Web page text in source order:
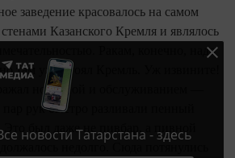
заведение красовалось на самом
Казанского Кремля и являлось
Ракам, конечно, надо
там уже стоял Кремль. Уж извините!
новизной и обслуживанием —
рук быстро разливали пенный
был даже не пивбар, а пивной
недолго. Сюда потянулись
новости Татарстана - здесь